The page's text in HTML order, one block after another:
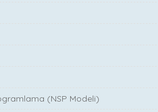
(NSP Modeli)